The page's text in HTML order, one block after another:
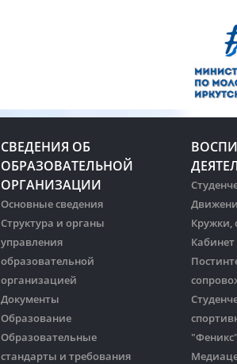
СВЕДЕНИЯ ОБ
ОБРАЗОВАТЕЛЬНОЙ
ОРГАНИЗАЦИИ
Основные сведения
Структура и органы
управления
образовательной
организацией
Документы
Образование
Образовательные
стандарты и требования
Кружки,